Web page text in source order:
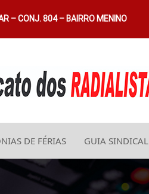
– CONJ. 804 – BAIRRO MENINO
DE FÉRIAS GUIA SINDICAL